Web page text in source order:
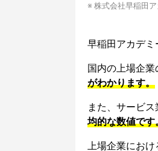
※ 株式会社早稲田
早稲田アカデ
国内の上場企
がわかります。
また、サービ
均的な数値です
上場企業にお